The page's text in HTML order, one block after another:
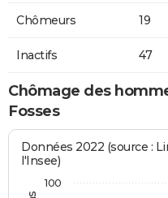
Chômeurs 19
Inactifs 47
Chômage des
Fosses
Données 2022 (source :
l'Insee)
100